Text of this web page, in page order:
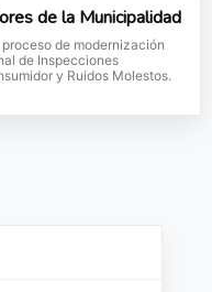
de la Municipalidad
de modernización
de Inspecciones
y Ruidos Molestos.